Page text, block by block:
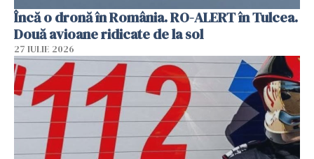
Încă o dronă în România. RO-ALERT în Tulcea.
Două avioane ridicate de la sol
27 IULIE 2026